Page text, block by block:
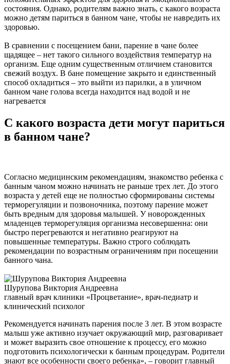
состояния. Однако, родителям важно знать, с какого возраста
можно детям париться в банном чане, чтобы не навредить их
здоровью.
В сравнении с посещением бани, парение в чане более
щадящее – нет такого сильного воздействия температур на
организм. Еще одним существенным отличием становится
свежий воздух. В бане помещение закрыто и единственный
способ охладиться – это выйти из парилки, а в уличном
банном чане голова всегда находится над водой и не
нагревается
С какого возраста дети могут париться
в банном чане?
Согласно медицинским рекомендациям, знакомство ребенка с
банным чаном можно начинать не раньше трех лет. До этого
возраста у детей еще не полностью сформированы системы
терморегуляции и позвоночника, поэтому парение может
быть вредным для здоровья малышей. У новорожденных
младенцев терморегуляция организма несовершенна: они
быстро перегреваются и негативно реагируют на
повышенные температуры. Важно строго соблюдать
рекомендации по возрастным ограничениям при посещении
банного чана.
Шурупова Виктория Андреевна
главный врач клиники «Процветание», врач-педиатр и
клинический психолог
Рекомендуется начинать парения после 3 лет. В этом возрасте
малыш уже активно изучает окружающий мир, разговаривает
и может выразить свое отношение к процессу, его можно
подготовить психологически к банным процедурам. Родители
знают все особенности своего ребенка», – говорит главный